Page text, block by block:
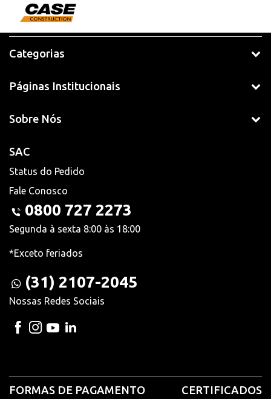
Categorias
Páginas Institucionais
Sobre Nós
SAC
Status do Pedido
Fale Conosco
0800 727 2273
Segunda à sexta 8:00 às 18:00
*Exceto feriados
(31) 2107-2045
Nossas Redes Sociais
FORMAS DE PAGAMENTO CERTIFICADOS